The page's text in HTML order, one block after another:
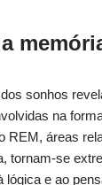
sonhos
na
REM, áreas
tornam-se
lógica e ao